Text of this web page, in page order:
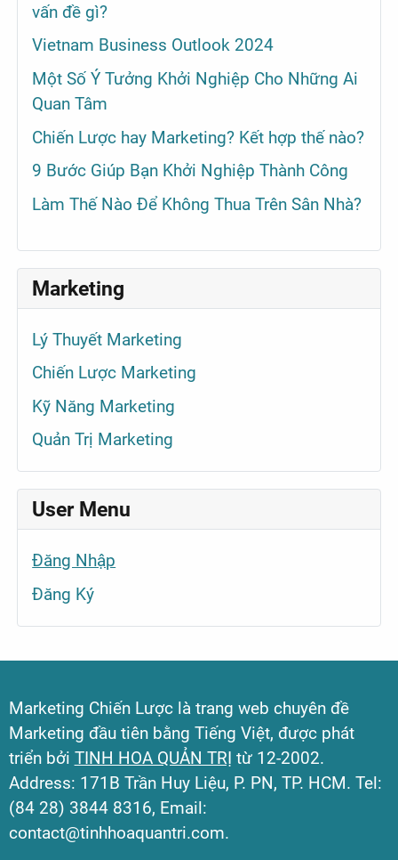
vấn đề gì?
Vietnam Business Outlook 2024
Một Số Ý Tưởng Khởi Nghiệp Cho Những Ai
Quan Tâm
Chiến Lược hay Marketing? Kết hợp thế nào?
9 Bước Giúp Bạn Khởi Nghiệp Thành Công
Làm Thế Nào Để Không Thua Trên Sân Nhà?
Marketing
Lý Thuyết Marketing
Chiến Lược Marketing
Kỹ Năng Marketing
Quản Trị Marketing
User Menu
Đăng Nhập
Đăng Ký
Marketing Chiến Lược là trang web chuyên đề
Marketing đầu tiên bằng Tiếng Việt, được phát
triển bởi TINH HOA QUẢN TRỊ từ 12-2002.
Address: 171B Trần Huy Liệu, P. PN, TP. HCM. Tel:
(84 28) 3844 8316, Email:
contact@tinhhoaquantri.com.